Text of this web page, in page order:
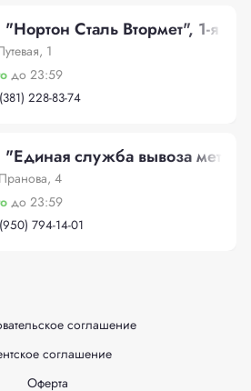
Сталь Втормет", 1-я
1
до 23:59
228-83-74
служба вывоза
4
до 23:59
794-14-01
соглашение
соглашение
Оферта